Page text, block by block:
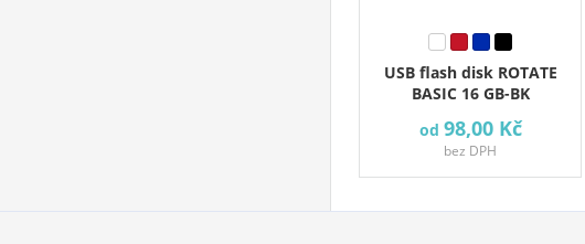
USB flash disk ROTATE
BASIC 16 GB-BK
od 98,00 Kč
bez DPH